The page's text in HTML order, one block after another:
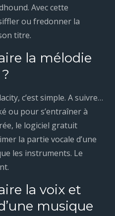
Avec cette
ou fredonner la
titre.
la mélodie
c’est simple. A suivre…
ou pour s’entraîner à
le logiciel gratuit
la partie vocale d’une
les instruments. Le
la voix et
musique